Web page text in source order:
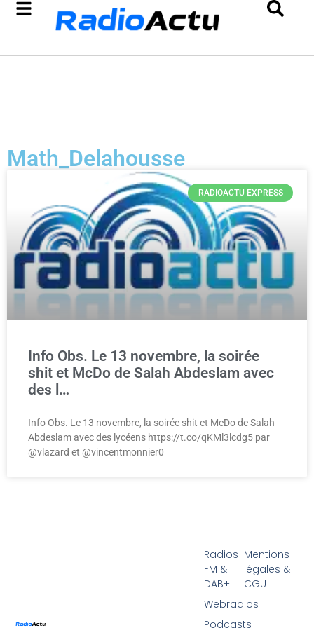
Math_Delahousse
RADIOACTU EXPRESS
Info Obs. Le 13 novembre, la soirée
shit et McDo de Salah Abdeslam avec
des l…
Info Obs. Le 13 novembre, la soirée shit et McDo de Salah
Abdeslam avec des lycéens https://t.co/qKMl3lcdg5 par
@vlazard et @vincentmonnier0
Radios
FM &
DAB+
Webradios
Podcasts
Mentions
légales &
CGU